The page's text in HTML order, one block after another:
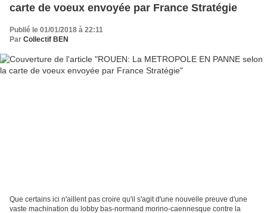
carte de voeux envoyée par France Stratégie
Publié le 01/01/2018 à 22:11
Par Collectif BEN
Que certains ici n'aillent pas croire qu'il s'agit d'une nouvelle preuve d'une
vaste machination du lobby bas-normand morino-caennesque contre la